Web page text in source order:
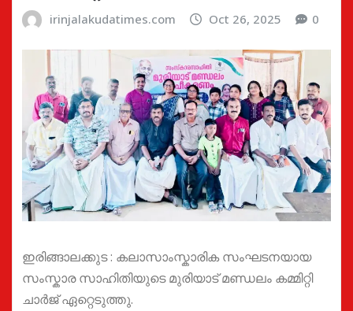
irinjalakudatimes.com Oct 26, 2025 0
ഇരിങ്ങാലക്കുട : കലാസാംസ്കാരിക സംഘടനയായ
സംസ്കാര സാഹിതിയുടെ മുരിയാട് മണ്ഡലം കമ്മിറ്റി
ചാർജ് ഏറ്റെടുത്തു.